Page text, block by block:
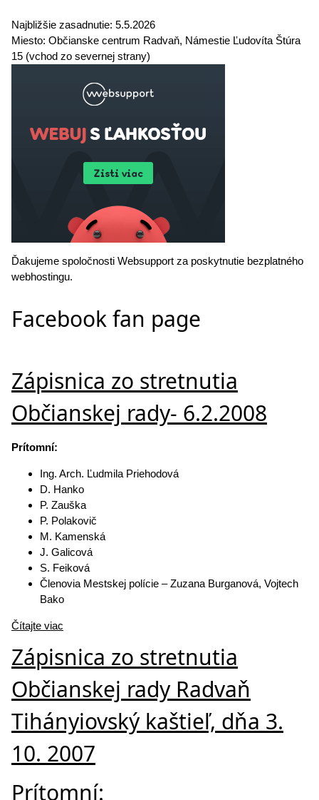
Najbližšie zasadnutie: 5.5.2026
Miesto: Občianske centrum Radvaň, Námestie Ľudovíta Štúra
15 (vchod zo severnej strany)
Ďakujeme spoločnosti Websupport za poskytnutie bezplatného
webhostingu.
Facebook fan page
Zápisnica zo stretnutia
Občianskej rady- 6.2.2008
Prítomní:
Ing. Arch. Ľudmila Priehodová
D. Hanko
P. Zauška
P. Polakovič
M. Kamenská
J. Galicová
S. Feiková
Členovia Mestskej polície – Zuzana Burganová, Vojtech
Bako
Čítajte viac
Zápisnica zo stretnutia
Občianskej rady Radvaň
Tihányiovský kaštieľ, dňa 3.
10. 2007
Prítomní: